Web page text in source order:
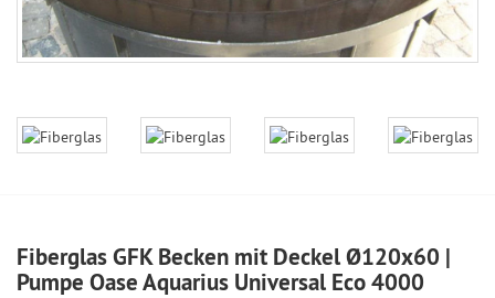
Fiberglas GFK Becken mit Deckel Ø120x60 |
Pumpe Oase Aquarius Universal Eco 4000